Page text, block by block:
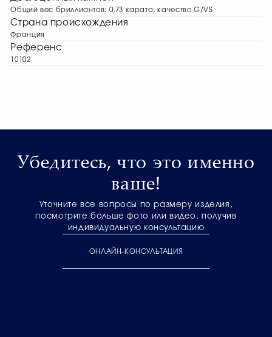
Общий вес бриллиантов: 0,73 карата, качество G/VS
Страна происхождения
Франция
Референс
10102
Убедитесь, что это именно
ваше!
Уточните все вопросы по размеру изделия,
посмотрите больше фото или видео, получив
индивидуальную консультацию
ОНЛАЙН-КОНСУЛЬТАЦИЯ